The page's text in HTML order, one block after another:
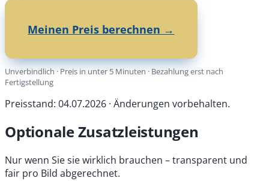
Meinen Preis berechnen →
Unverbindlich · Preis in unter 5 Minuten · Bezahlung erst nach
Fertigstellung
Preisstand: 04.07.2026 · Änderungen vorbehalten.
Optionale Zusatzleistungen
Nur wenn Sie sie wirklich brauchen – transparent und
fair pro Bild abgerechnet.